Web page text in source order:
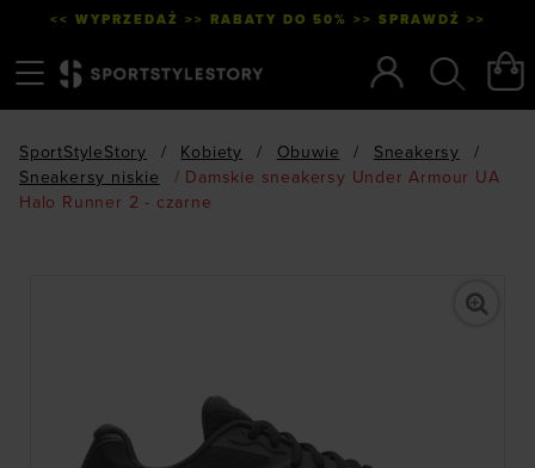
<< WYPRZEDAŻ >> RABATY DO 50% >> SPRAWDŹ >>
SportStyleStory / Kobiety / Obuwie / Sneakersy
/
Sneakersy niskie
/ Damskie sneakersy Under Armour UA
Halo Runner 2 - czarne